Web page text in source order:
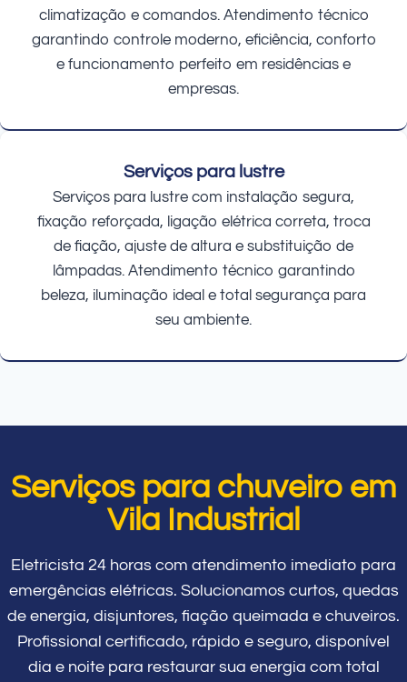
climatização e comandos. Atendimento técnico
garantindo controle moderno, eficiência, conforto
e funcionamento perfeito em residências e
empresas.
Serviços para lustre
Serviços para lustre com instalação segura,
fixação reforçada, ligação elétrica correta, troca
de fiação, ajuste de altura e substituição de
lâmpadas. Atendimento técnico garantindo
beleza, iluminação ideal e total segurança para
seu ambiente.
Serviços para chuveiro em
Vila Industrial
Eletricista 24 horas com atendimento imediato para
emergências elétricas. Solucionamos curtos, quedas
de energia, disjuntores, fiação queimada e chuveiros.
Profissional certificado, rápido e seguro, disponível
dia e noite para restaurar sua energia com total